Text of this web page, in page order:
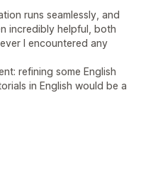
runs seamlessly, and
incredibly helpful, both
I encountered any
refining some English
in English would be a